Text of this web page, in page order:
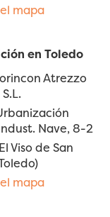
mapa
en Toledo
Atrezzo
Nave, 8-2
Viso de San
mapa